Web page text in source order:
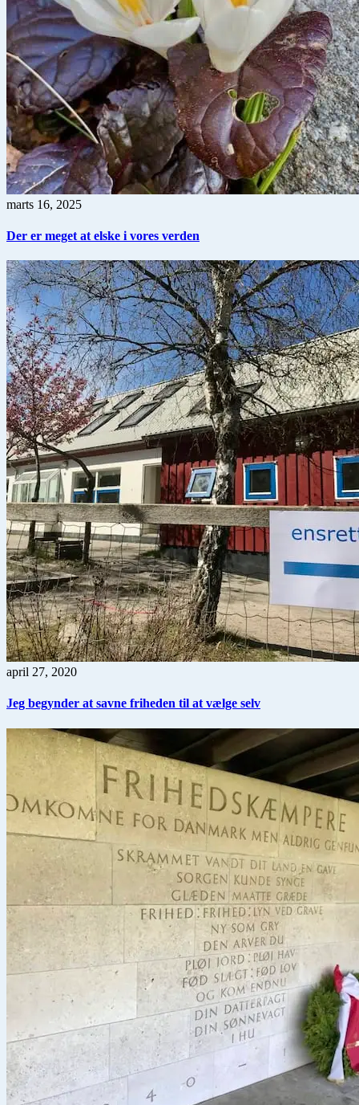
marts 16, 2025
Der er meget at elske i vores verden
april 27, 2020
Jeg begynder at savne friheden til at vælge selv